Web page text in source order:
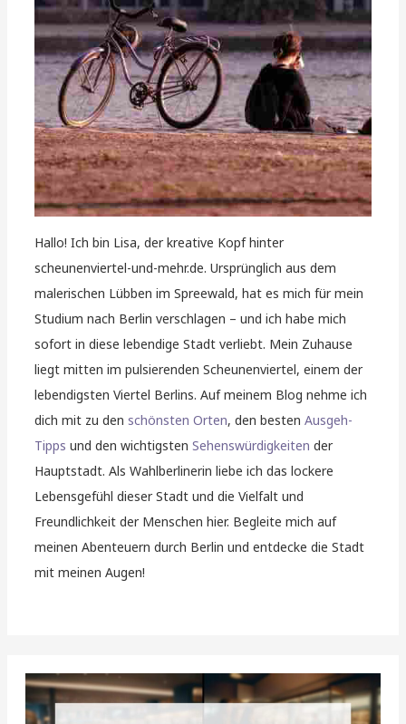
Hallo! Ich bin Lisa, der kreative Kopf hinter
scheunenviertel-und-mehr.de. Ursprünglich aus dem
malerischen Lübben im Spreewald, hat es mich für mein
Studium nach Berlin verschlagen – und ich habe mich
sofort in diese lebendige Stadt verliebt. Mein Zuhause
liegt mitten im pulsierenden Scheunenviertel, einem der
lebendigsten Viertel Berlins. Auf meinem Blog nehme ich
dich mit zu denschönsten Orten, den bestenAusgeh-
Tipps und den wichtigstenSehenswürdigkeiten der
Hauptstadt. Als Wahlberlinerin liebe ich das lockere
Lebensgefühl dieser Stadt und die Vielfalt und
Freundlichkeit der Menschen hier. Begleite mich auf
meinen Abenteuern durch Berlin und entdecke die Stadt
mit meinen Augen!